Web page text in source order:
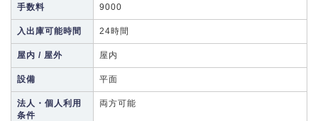
手数料 9000
入出庫可能時間 24時間
屋内 / 屋外 屋内
設備 平面
法人・個人利用
条件
両方可能